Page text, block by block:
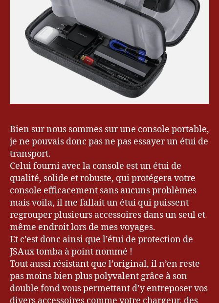
Bien sur nous sommes sur une console portable,
je ne pouvais donc pas ne pas essayer un étui de
transport.
Celui fourni avec la console est un étui de
qualité, solide et robuste, qui protégera votre
console efficacement sans aucuns problèmes
mais voila, il me fallait un étui qui puissent
regrouper plusieurs accessoires dans un seul et
même endroit lors de mes voyages.
Et c’est donc ainsi que l’étui de protection de
JSAux tomba à point nommé !
Tout aussi résistant que l’original, il n’en reste
pas moins bien plus polyvalent grâce à son
double fond vous permettant d’y entreposer vos
bl
o
g,
Bl
g
u
e
ur
,
Bl
o